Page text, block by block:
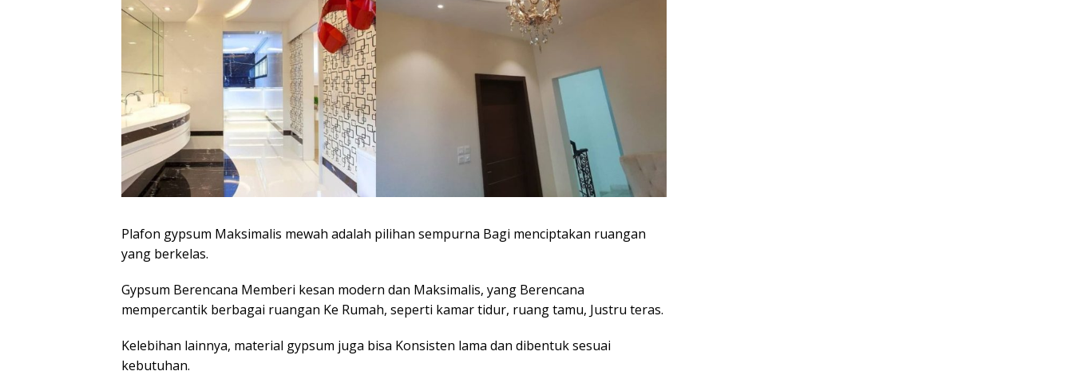
Plafon gypsum Maksimalis mewah adalah pilihan sempurna Bagi menciptakan ruangan
yang berkelas.
Gypsum Berencana Memberi kesan modern dan Maksimalis, yang Berencana
mempercantik berbagai ruangan Ke Rumah, seperti kamar tidur, ruang tamu, Justru teras.
Kelebihan lainnya, material gypsum juga bisa Konsisten lama dan dibentuk sesuai
kebutuhan.